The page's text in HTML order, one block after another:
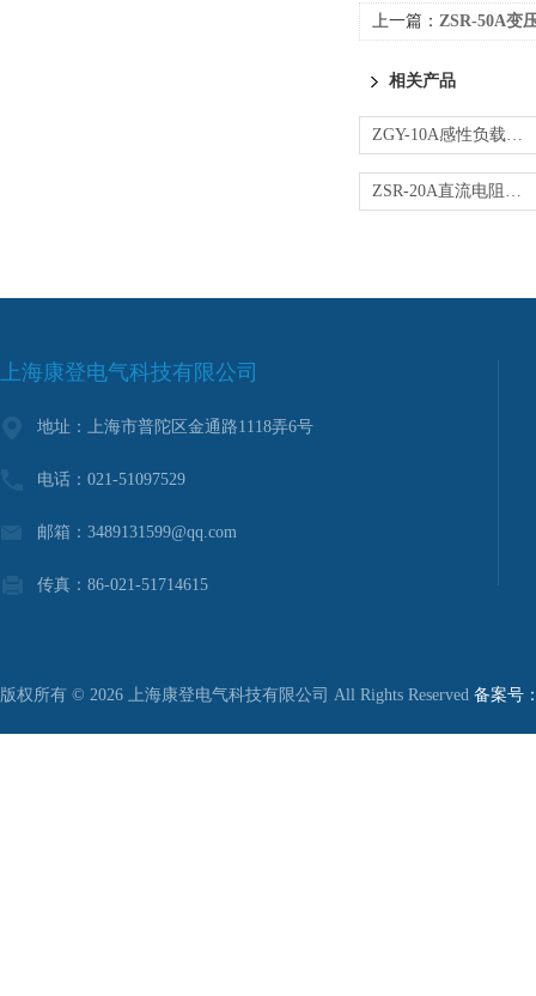
上一篇： ZSR-50A变
相关产品
ZGY-10A感性负载直流电阻快速测试仪厂家
ZSR-20A直流电阻快速测试仪
上海康登电气科技有限公司
地址：上海市普陀区金通路1118弄6号
电话：021-51097529
邮箱：3489131599@qq.com
传真：86-021-51714615
版权所有 © 2026 上海康登电气科技有限公司 All Rights Reserved 备案号